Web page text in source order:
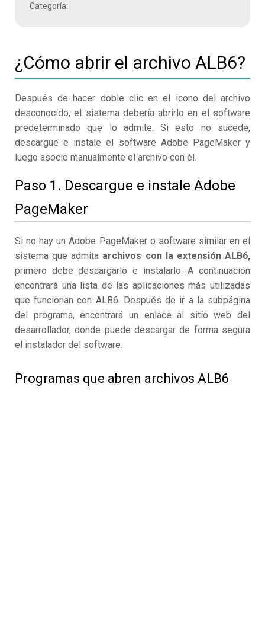
Categoría:
¿Cómo abrir el archivo ALB6?
Después de hacer doble clic en el icono del archivo
desconocido, el sistema debería abrirlo en el software
predeterminado que lo admite. Si esto no sucede,
descargue e instale el software Adobe PageMaker y
luego asocie manualmente el archivo con él.
Paso 1. Descargue e instale Adobe
PageMaker
Si no hay un Adobe PageMaker o software similar en el
sistema que admita archivos con la extensión ALB6,
primero debe descargarlo e instalarlo. A continuación
encontrará una lista de las aplicaciones más utilizadas
que funcionan con ALB6. Después de ir a la subpágina
del programa, encontrará un enlace al sitio web del
desarrollador, donde puede descargar de forma segura
el instalador del software.
Programas que abren archivos ALB6